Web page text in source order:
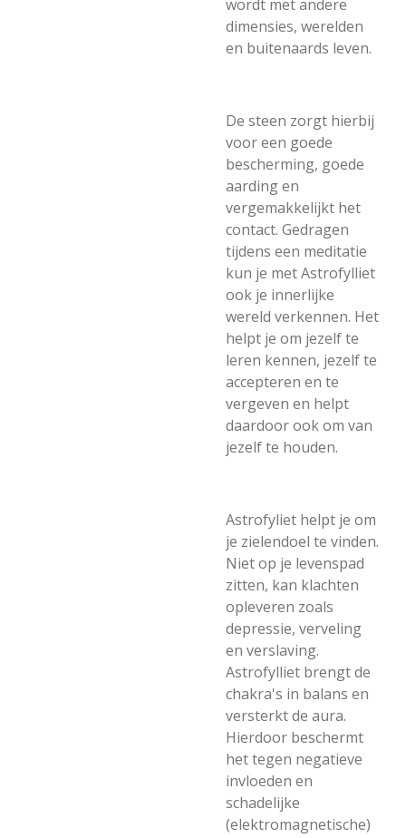
wordt met andere
dimensies, werelden
en buitenaards leven.
De steen zorgt hierbij
voor een goede
bescherming, goede
aarding en
vergemakkelijkt het
contact. Gedragen
tijdens een meditatie
kun je met Astrofylliet
ook je innerlijke
wereld verkennen. Het
helpt je om jezelf te
leren kennen, jezelf te
accepteren en te
vergeven en helpt
daardoor ook om van
jezelf te houden.
Astrofyliet helpt je om
je zielendoel te vinden.
Niet op je levenspad
zitten, kan klachten
opleveren zoals
depressie, verveling
en verslaving.
Astrofylliet brengt de
chakra's in balans en
versterkt de aura.
Hierdoor beschermt
het tegen negatieve
invloeden en
schadelijke
(elektromagnetische)